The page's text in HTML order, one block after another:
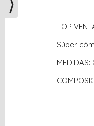
TOP
Súper